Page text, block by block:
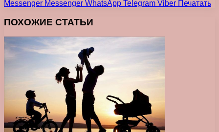
Messenger Messenger WhatsApp Telegram Viber Печатать
ПОХОЖИЕ СТАТЬИ